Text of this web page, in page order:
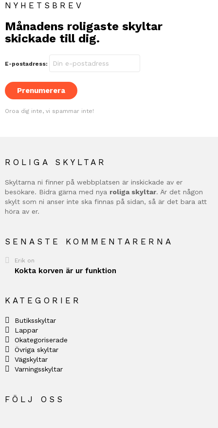
NYHETSBREV
Månadens roligaste skyltar
skickade till dig.
E-postadress:
Oroa dig inte, vi spammar inte!
ROLIGA SKYLTAR
Skyltarna ni finner på webbplatsen är inskickade av er
besökare. Bidra gärna med nya roliga skyltar. Är det någon
skylt som ni anser inte ska finnas på sidan, så är det bara att
höra av er.
SENASTE KOMMENTARERNA
Erik on
Kokta korven är ur funktion
KATEGORIER
Butiksskyltar
Lappar
Okategoriserade
Övriga skyltar
Vägskyltar
Varningsskyltar
FÖLJ OSS